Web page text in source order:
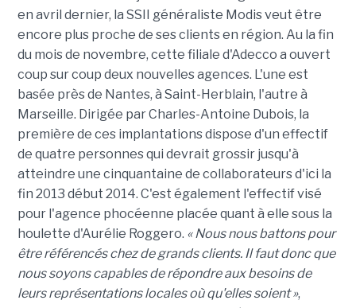
en avril dernier, la SSII généraliste Modis veut être
encore plus proche de ses clients en région. Au la fin
du mois de novembre, cette filiale d'Adecco a ouvert
coup sur coup deux nouvelles agences. L'une est
basée près de Nantes, à Saint-Herblain, l'autre à
Marseille. Dirigée par Charles-Antoine Dubois, la
première de ces implantations dispose d'un effectif
de quatre personnes qui devrait grossir jusqu'à
atteindre une cinquantaine de collaborateurs d'ici la
fin 2013 début 2014. C'est également l'effectif visé
pour l'agence phocéenne placée quant à elle sous la
houlette d'Aurélie Roggero. « Nous nous battons pour
être référencés chez de grands clients. Il faut donc que
nous soyons capables de répondre aux besoins de
leurs représentations locales où qu'elles soient »,